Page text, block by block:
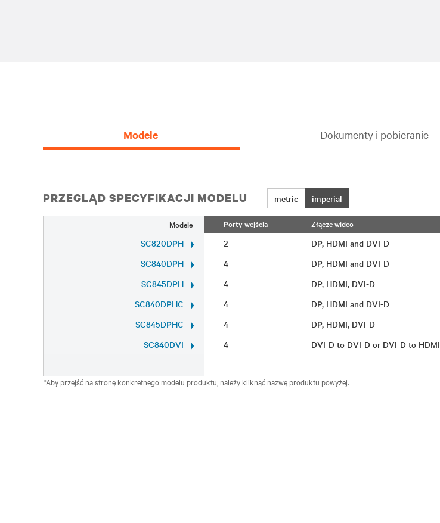
Modele Dokumenty i pobieranie
PRZEGLĄD SPECYFIKACJI MODELU metric imperial
Modele Porty wejścia Złącze wideo
SC820DPH 2 DP, HDMI and DVI-D
SC840DPH
4 DP, HDMI and DVI-D
SC845DPH
4 DP, HDMI, DVI-D
SC840DPHC
4 DP, HDMI and DVI-D
SC845DPHC
4 DP, HDMI, DVI-D
SC840DVI
4 DVI-D to DVI-D or DVI-D to HDMI
*Aby przejść na stronę konkretnego modelu produktu, należy kliknąć nazwę produktu powyżej.